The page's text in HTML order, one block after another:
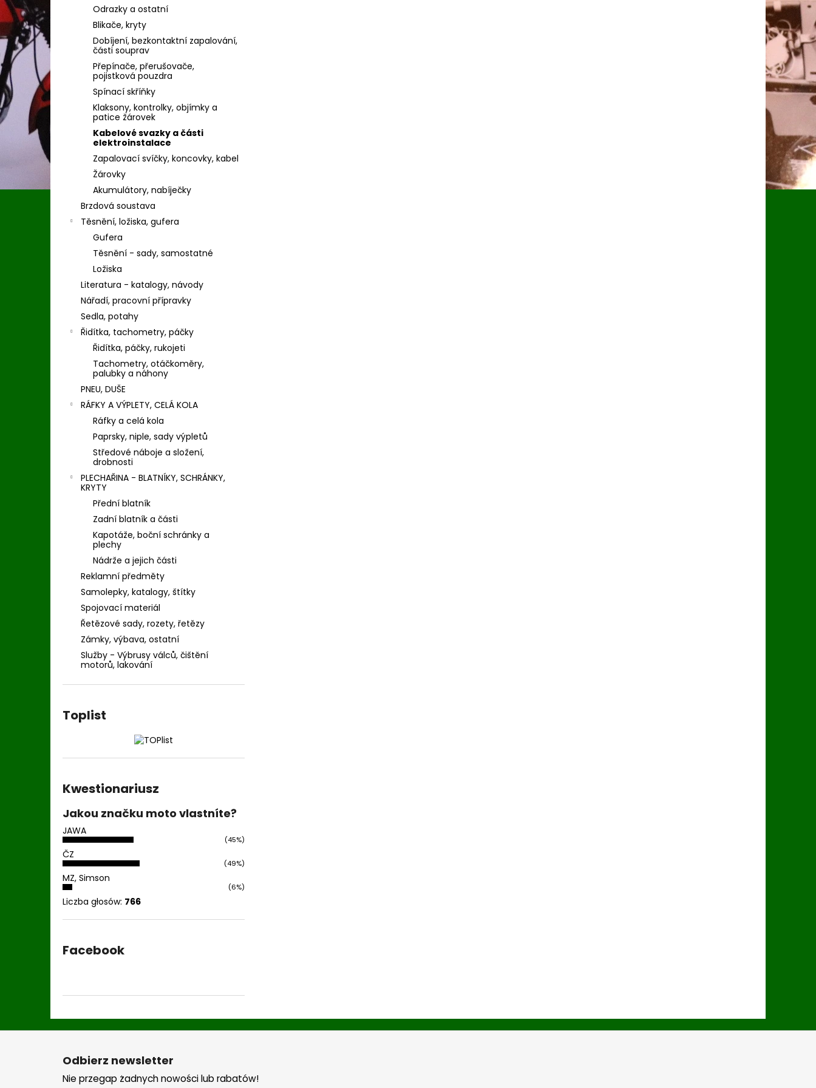
Odrazky a ostatní
Blikače, kryty
Dobíjení, bezkontaktní zapalování,
části souprav
Přepínače, přerušovače,
pojistková pouzdra
Spínací skříňky
Klaksony, kontrolky, objímky a
patice žárovek
Kabelové svazky a části
elektroinstalace
Zapalovací svíčky, koncovky, kabel
Žárovky
Akumulátory, nabíječky
Brzdová soustava
Těsnění, ložiska, gufera
Gufera
Těsnění - sady, samostatné
Ložiska
Literatura - katalogy, návody
Nářadí, pracovní přípravky
Sedla, potahy
Řidítka, tachometry, páčky
Řidítka, páčky, rukojeti
Tachometry, otáčkoměry,
palubky a náhony
PNEU, DUŠE
RÁFKY A VÝPLETY, CELÁ KOLA
Ráfky a celá kola
Paprsky, niple, sady výpletů
Středové náboje a složení,
drobnosti
PLECHAŘINA - BLATNÍKY, SCHRÁNKY,
KRYTY
Přední blatník
Zadní blatník a části
Kapotáže, boční schránky a
plechy
Nádrže a jejich části
Reklamní předměty
Samolepky, katalogy, štítky
Spojovací materiál
Řetězové sady, rozety, řetězy
Zámky, výbava, ostatní
Služby - Výbrusy válců, čištění
motorů, lakování
Toplist
Kwestionariusz
Jakou značku moto vlastníte?
JAWA
(45%)
ČZ
(49%)
MZ, Simson
(6%)
Liczba głosów: 766
Facebook
S
Odbierz newsletter
Nie przegap żadnych nowości lub rabatów!